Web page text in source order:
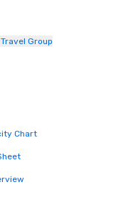
walking in between,
ways to network, but
Group
Chart